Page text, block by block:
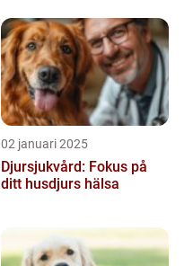
02 januari 2025
Djursjukvård: Fokus på
ditt husdjurs hälsa